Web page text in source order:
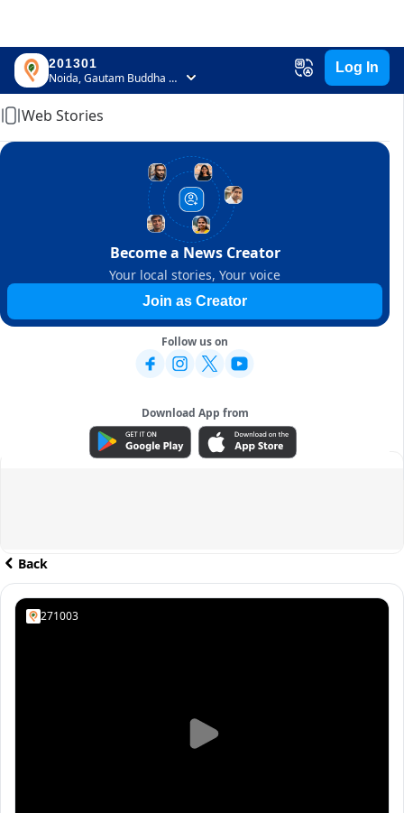
201301
Noida, Gautam Buddha Nagar, Uttar Pradesh
Log In
Home
Web Stories
Become a News Creator
Your local stories, Your voice
Join as Creator
Follow us on
Download App from
ADVERTISEMENT
Back
271003